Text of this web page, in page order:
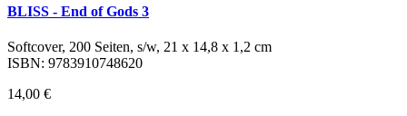
BLISS - End of Gods 3
Softcover, 200 Seiten, s/w, 21 x 14,8 x 1,2 cm
ISBN: 9783910748620
14,00 €